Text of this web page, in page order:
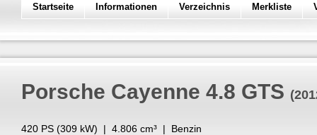
Startseite Informationen Verzeichnis Merkliste
Porsche Cayenne 4.8 GTS
420 PS (309 kW) | 4.806 cm³ | Benzin